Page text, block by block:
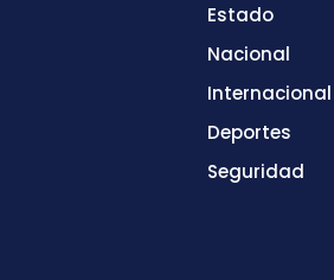
Estado
Nacional
Internacional
Deportes
Seguridad